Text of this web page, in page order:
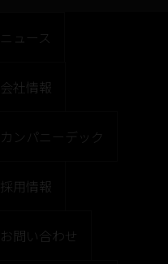
ニュース
会社情報
カンパニーデック
採用情報
お問い合わせ